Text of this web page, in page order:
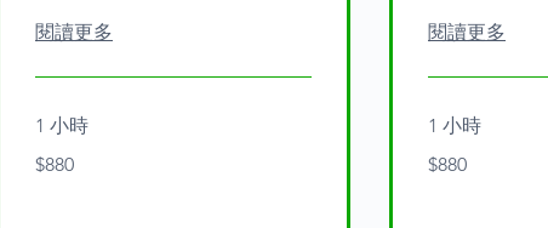
閱讀更多
1 小時
Australian
$880
閱讀更多
1 小時
Australian
$880